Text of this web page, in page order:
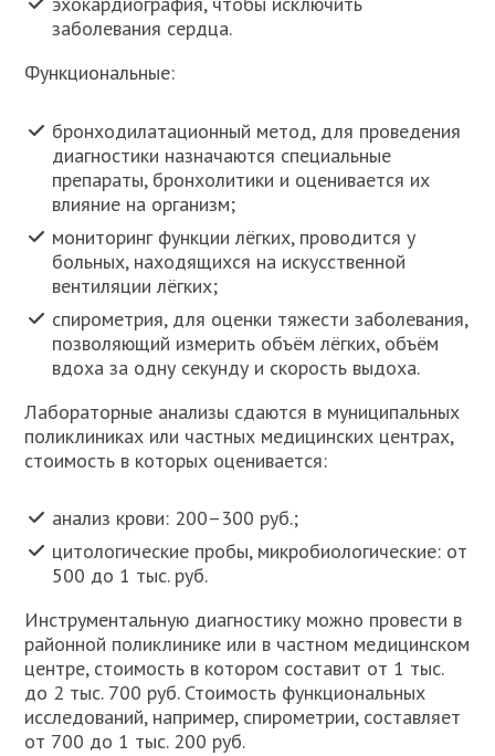
заболевания сердца.
Функциональные:
бронходилатационный метод, для проведения
диагностики назначаются специальные
препараты, бронхолитики и оценивается их
влияние на организм;
мониторинг функции лёгких, проводится у
больных, находящихся на искусственной
вентиляции лёгких;
спирометрия, для оценки тяжести заболевания,
позволяющий измерить объём лёгких, объём
вдоха за одну секунду и скорость выдоха.
Лабораторные анализы сдаются в муниципальных
поликлиниках или частных медицинских центрах,
стоимость в которых оценивается:
анализ крови: 200–300 руб.;
цитологические пробы, микробиологические: от
500 до 1 тыс. руб.
Инструментальную диагностику можно провести в
районной поликлинике или в частном медицинском
центре, стоимость в котором составит от 1 тыс.
до 2 тыс. 700 руб. Стоимость функциональных
исследований, например, спирометрии, составляет
от 700 до 1 тыс. 200 руб.